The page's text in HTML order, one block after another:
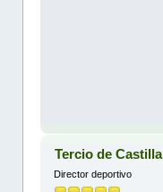
Tercio de Castilla
Director deportivo